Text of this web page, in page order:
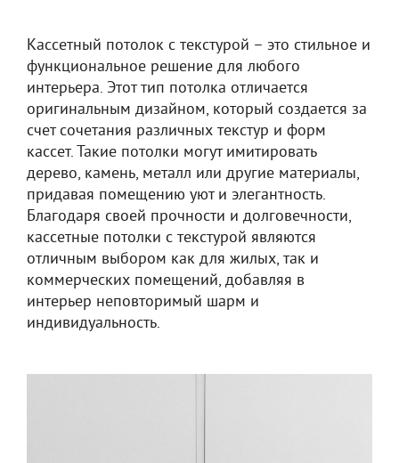
Кассетный потолок с текстурой – это стильное и
функциональное решение для любого
интерьера. Этот тип потолка отличается
оригинальным дизайном, который создается за
счет сочетания различных текстур и форм
кассет. Такие потолки могут имитировать
дерево, камень, металл или другие материалы,
придавая помещению уют и элегантность.
Благодаря своей прочности и долговечности,
кассетные потолки с текстурой являются
отличным выбором как для жилых, так и
коммерческих помещений, добавляя в
интерьер неповторимый шарм и
индивидуальность.